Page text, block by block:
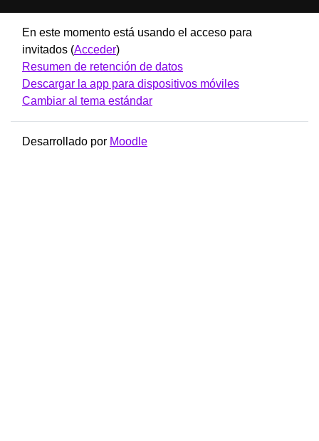
En este momento está usando el acceso para
invitados (Acceder)
Resumen de retención de datos
Descargar la app para dispositivos móviles
Cambiar al tema estándar
Desarrollado por Moodle